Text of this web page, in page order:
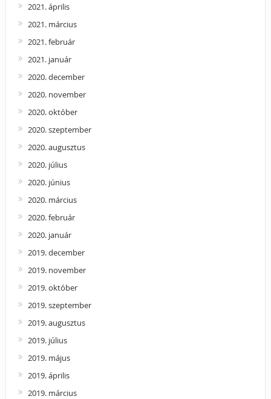
2021. április
2021. március
2021. február
2021. január
2020. december
2020. november
2020. október
2020. szeptember
2020. augusztus
2020. július
2020. június
2020. március
2020. február
2020. január
2019. december
2019. november
2019. október
2019. szeptember
2019. augusztus
2019. július
2019. május
2019. április
2019. március